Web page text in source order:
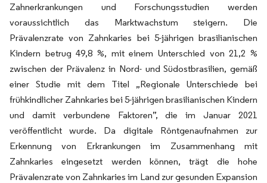
Zahnerkrankungen und Forschungsstudien werden
voraussichtlich das Marktwachstum steigern. Die
Prävalenzrate von Zahnkaries bei 5-jährigen brasilianischen
Kindern betrug 49,8 %, mit einem Unterschied von 21,2 %
zwischen der Prävalenz in Nord- und Südostbrasilien, gemäß
einer Studie mit dem Titel „Regionale Unterschiede bei
frühkindlicher Zahnkaries bei 5-jährigen brasilianischen Kindern
und damit verbundene Faktoren”, die im Januar 2021
veröffentlicht wurde. Da digitale Röntgenaufnahmen zur
Erkennung von Erkrankungen im Zusammenhang mit
Zahnkaries eingesetzt werden können, trägt die hohe
Prävalenzrate von Zahnkaries im Land zur gesunden Expansion